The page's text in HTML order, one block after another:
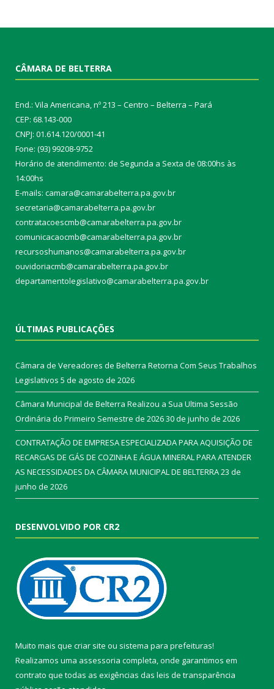
CÂMARA DE BELTERRA
End.: Vila Americana, nº 213 – Centro – Belterra – Pará
CEP: 68.143-000
CNPJ: 01.614.120/0001-41
Fone: (93) 99208-9752
Horário de atendimento: de Segunda a Sexta de 08:00hs às
14:00hs
E-mails: camara@camarabelterra.pa.gov.br
secretaria@camarabelterra.pa.gov.br
contratacoescmb@camarabelterra.pa.gov.br
comunicacaocmb@camarabelterra.pa.gov.br
recursoshumanos@camarabelterra.pa.gov.br
ouvidoriacmb@camarabelterra.pa.gov.br
departamentolegislativo@camarabelterra.pa.gov.br
ÚLTIMAS PUBLICAÇÕES
Câmara de Vereadores de Belterra Retorna Com Seus Trabalhos
Legislativos 5 de agosto de 2026
Câmara Municipal de Belterra Realizou a Sua Ultima Sessão
Ordinária do Primeiro Semestre de 202630 de junho de 2026
CONTRATAÇÃO DE EMPRESA ESPECIALIZADA PARA AQUISIÇÃO DE
RECARGAS DE GÁS DE COZINHA E ÁGUA MINERAL PARA ATENDER
AS NECESSIDADES DA CÂMARA MUNICIPAL DE BELTERRA23 de
junho de 2026
DESENVOLVIDO POR CR2
Muito mais que criar site ou sistema para prefeituras!
Realizamos uma assessoria completa, onde garantimos em
contrato que todas as exigências das leis de transparência